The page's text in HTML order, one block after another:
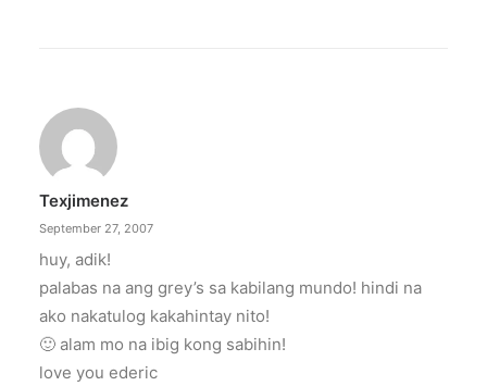
Texjimenez
September 27, 2007
huy, adik!
palabas na ang grey’s sa kabilang mundo! hindi na
ako nakatulog kakahintay nito!
🙂 alam mo na ibig kong sabihin!
love you ederic